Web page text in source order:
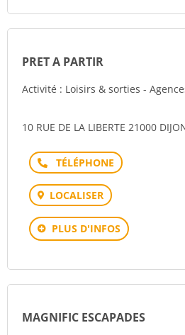
PRET A PARTIR
Activité : Loisirs & sorties -
10 RUE DE LA LIBERTE 21000
Téléphone
LOCALISER
PLUS D'INFOS
MAGNIFIC ESCAPADES